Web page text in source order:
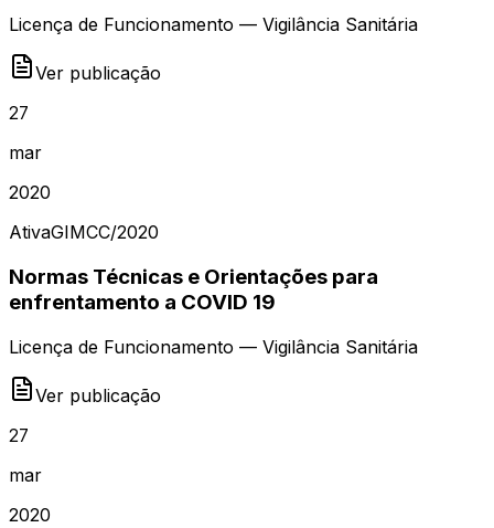
Licença de Funcionamento — Vigilância Sanitária
Ver publicação
27
mar
2020
AtivaGIMCC/2020
Normas Técnicas e Orientações para
enfrentamento a COVID 19
Licença de Funcionamento — Vigilância Sanitária
Ver publicação
27
mar
2020